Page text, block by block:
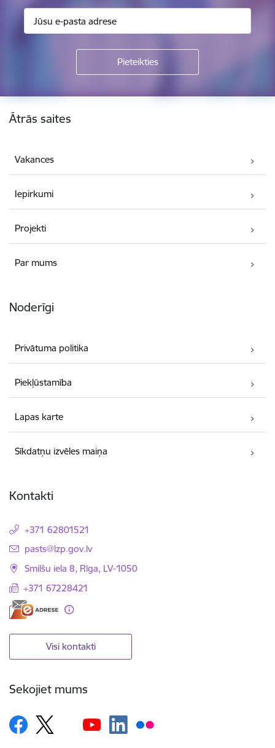
Kājene
Ātrās saites
Vakances
Iepirkumi
Projekti
Par mums
Noderīgi
Privātuma politika
Piekļūstamība
Lapas karte
Sīkdatņu izvēles maiņa
Kontakti
+371 62801521
E-pasts:
pasts@lzp.gov.lv
Smilšu iela 8, Rīga, LV-1050
+371 67228421
Visi kontakti
Sekojiet mums